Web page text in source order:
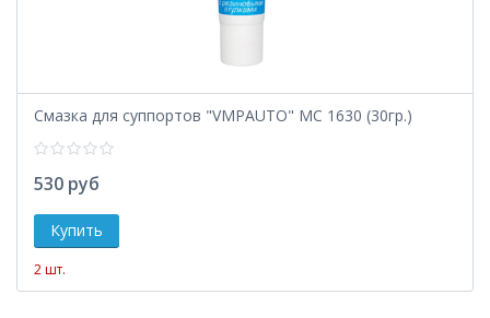
Смазка для суппортов "VMPAUTO" MC 1630 (30гр.)
530 руб
2 шт.